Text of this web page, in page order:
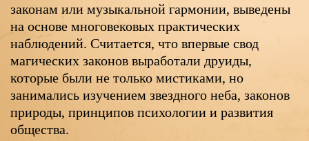
законам или музыкальной гармонии, выведены
на основе многовековых практических
наблюдений. Считается, что впервые свод
магических законов выработали друиды,
которые были не только мистиками, но
занимались изучением звездного неба, законов
природы, принципов психологии и развития
общества.